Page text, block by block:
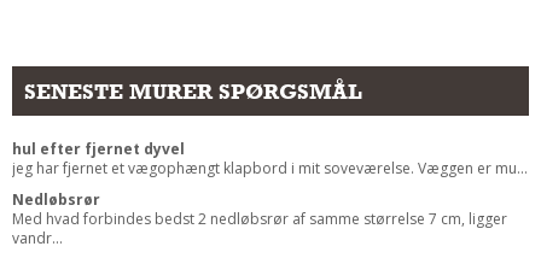
SENESTE MURER SPØRGSMÅL
hul efter fjernet dyvel
jeg har fjernet et vægophængt klapbord i mit soveværelse. Væggen er mu...
Nedløbsrør
Med hvad forbindes bedst 2 nedløbsrør af samme størrelse 7 cm, ligger
vandr...